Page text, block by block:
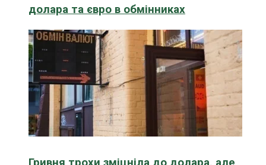
долара та євро в обмінниках